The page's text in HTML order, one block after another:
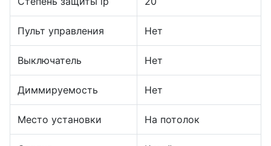
Пульт управления Нет
Выключатель Нет
Диммируемость Нет
Место установки На потолок